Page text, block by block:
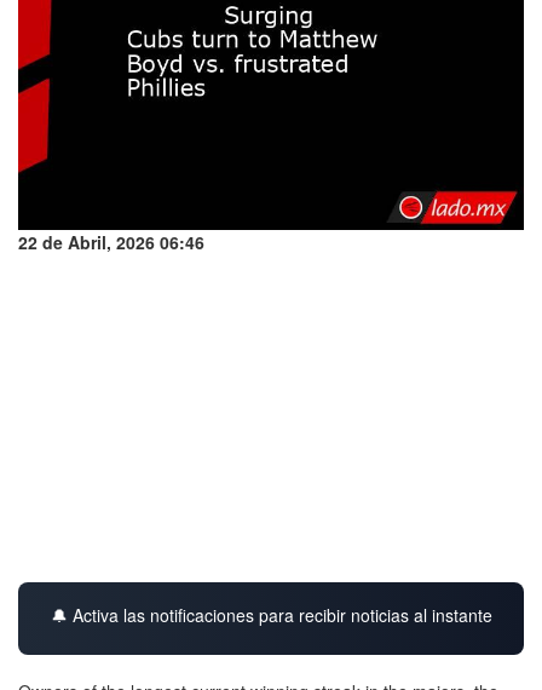
22 de Abril, 2026 06:46
🔔 Activa las notificaciones para recibir noticias al instante